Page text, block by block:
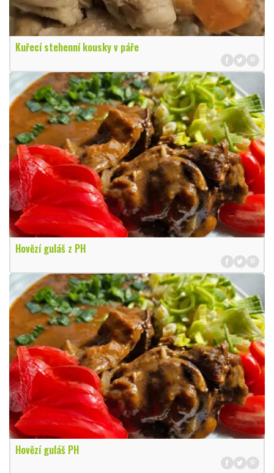
Kuřecí stehenní kousky v páře
Hovězí guláš z PH
Hovězí guláš PH